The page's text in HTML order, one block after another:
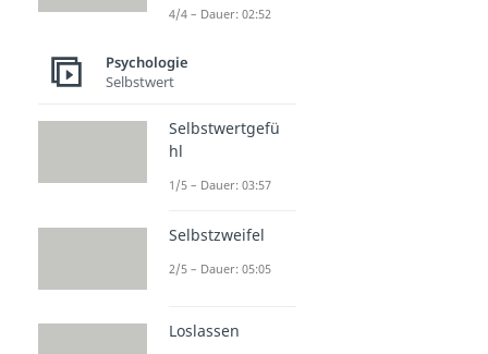
4/4 – Dauer: 02:52
Psychologie
Selbstwert
Selbstwertgefü
hl
1/5 – Dauer: 03:57
Selbstzweifel
2/5 – Dauer: 05:05
Loslassen